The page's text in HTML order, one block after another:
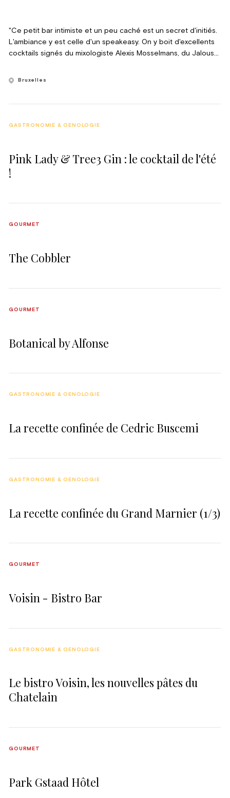
"Ce petit bar intimiste et un peu caché est un secret d'initiés.
L'ambiance y est celle d'un speakeasy. On y boit d'excellents
cocktails signés du mixologiste Alexis Mosselmans, du Jalousy
Bruxelles
Pink Lady & Tree3 Gin : le cocktail de l'été
!
GASTRONOMIE & OENOLOGIE
The Cobbler
GOURMET
Botanical by Alfonse
GOURMET
La recette confinée de Cedric Buscemi
GASTRONOMIE & OENOLOGIE
La recette confinée du Grand Marnier (1/3)
GASTRONOMIE & OENOLOGIE
Voisin - Bistro Bar
GOURMET
Le bistro Voisin, les nouvelles pâtes du
Chatelain
GASTRONOMIE & OENOLOGIE
Park Gstaad Hôtel
GOURMET